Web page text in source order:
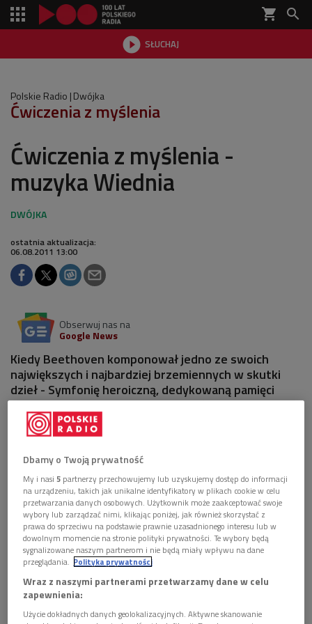
shopping_cart 
 SŁUCHAJ

Polskie Radio Dwójka
Ćwiczenia z myślenia
Ćwiczenia z myślenia -
muzyka Wiednia
ostatnia aktualizacja:
06.08.2011 13:00
Obserwuj nas na
Google News
Kiedy Beethoven komponował jedno ze swoich
największych i najbardziej brzemiennych w skutki
dzieł - Symfonię heroiczną, dedykowaną pamięci
wielkiego człowieka - z okien jego ówczesnego
domu widział piękne ogrody i winnice. Kilkanaście
minut spaceru dzieliło go od Dunaju...
Dziś jednak chyba nikt nie kojarzy III Symfonii Es-dur z
pięknym, modrym Dunajem, o którym dźwiękami opowiedział
Jan Strauss syn. Jest jednak coś, co te dwa utwory wiąże: to
polityka, której wielu z nas nie lubi, ale która ma realny wpływ
na nasze życie.
Dunajto rzeka bardzo długa, najdłuższa w starej,
historycznej części Europy. Liczy blisko trzy tysiące
kilometrów i przepływa przez dziesięć współczesnych
Dbamy o Twoją prywatność
My i nasi5 partnerzy przechowujemy lub uzyskujemy dostęp do informacji
na urządzeniu, takich jak unikalne identyfikatory w plikach cookie w celu
przetwarzania danych osobowych. Użytkownik może zaakceptować swoje
wybory lub zarządzać nimi, klikając poniżej, jak również skorzystać z
prawa do sprzeciwu na podstawie prawnie uzasadnionego interesu lub w
dowolnym momencie na stronie polityki prywatności. Te wybory będą
sygnalizowane naszym partnerom i nie będą miały wpływu na dane
przeglądania. Polityka prywatności
Wraz z naszymi partnerami przetwarzamy dane w celu
zapewnienia:
Użycie dokładnych danych geolokalizacyjnych. Aktywne skanowanie